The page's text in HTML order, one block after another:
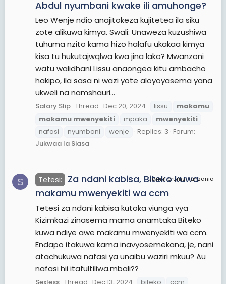
Abdul nyumbani kwake ili amuhonge?
Leo Wenje ndio anajitokeza kujitetea ila siku
zote alikuwa kimya. Swali: Unaweza kuzushiwa
tuhuma nzito kama hizo halafu ukakaa kimya
kisa tu hukutajwqlwa kwa jina lako? Mwanzoni
watu walidhani Lissu anaongea kitu ambacho
hakipo, ila sasa ni wazi yote aloyoyasema yana
ukweli na namshauri...
Salary Slip Thread Dec 20, 2024 lissu
makamu
makamu mwenyekiti mpaka
mwenyekiti
nafasi
nyumbani wenje Replies: 3 Forum:
Jukwaa la Siasa
S JamiiForums Tanzania
Tetesi:
Za ndani kabisa, Biteko kuwa
makamu mwenyekiti wa ccm
Tetesi za ndani kabisa kutoka viunga vya
Kizimkazi zinasema mama anamtaka Biteko
kuwa ndiye awe makamu mwenyekiti wa ccm.
Endapo itakuwa kama inavyosemekana, je, nani
atachukuwa nafasi ya unaibu waziri mkuu? Au
nafasi hii itafultiliwa.mbali??